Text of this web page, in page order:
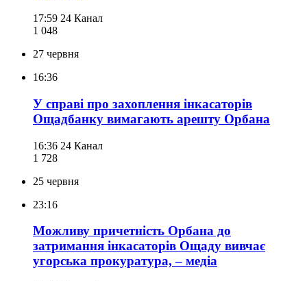
17:59 24 Канал
1 048
27 червня
16:36
У справі про захоплення інкасаторів
Ощадбанку вимагають арешту Орбана
16:36 24 Канал
1 728
25 червня
23:16
Можливу причетність Орбана до
затримання інкасаторів Ощаду вивчає
угорська прокуратура, – медіа